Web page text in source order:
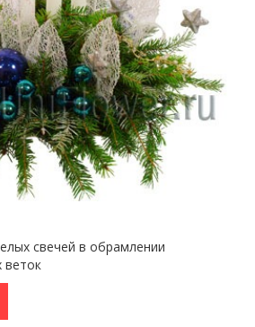
свечей в обрамлении
веток